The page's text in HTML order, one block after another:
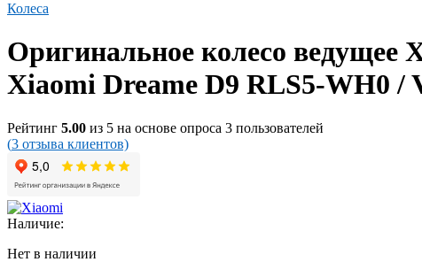
Колеса
Оригинальное колесо
Xiaomi Dreame D9 RLS5-WH0 /
Рейтинг 5.00 из 5 на основе опроса 3 пользователей
(3 отзыва клиентов)
Наличие:
Нет в наличии